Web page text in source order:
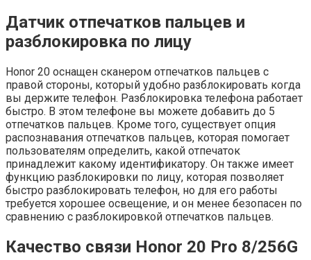
Датчик отпечатков пальцев и
разблокировка по лицу
Honor 20 оснащен сканером отпечатков пальцев с
правой стороны, который удобно разблокировать когда
вы держите телефон. Разблокировка телефона работает
быстро. В этом телефоне вы можете добавить до 5
отпечатков пальцев. Кроме того, существует опция
распознавания отпечатков пальцев, которая помогает
пользователям определить, какой отпечаток
принадлежит какому идентификатору. Он также имеет
функцию разблокировки по лицу, которая позволяет
быстро разблокировать телефон, но для его работы
требуется хорошее освещение, и он менее безопасен по
сравнению с разблокировкой отпечатков пальцев.
Качество связи Honor 20 Pro 8/256G